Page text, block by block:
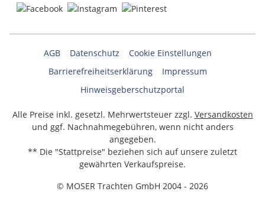
AGB Datenschutz
Cookie Einstellungen
Barrierefreiheitserklärung
Impressum
Hinweisgeberschutzportal
Alle Preise inkl. gesetzl. Mehrwertsteuer zzgl. Versandkosten
und ggf. Nachnahmegebühren, wenn nicht anders
angegeben.
** Die "Stattpreise" beziehen sich auf unsere zuletzt
gewährten Verkaufspreise.
© MOSER Trachten GmbH 2004 - 2026